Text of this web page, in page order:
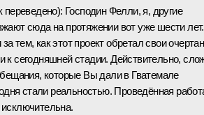
переведено): Господин Фелли, я, другие
сюда на протяжении вот уже шести лет.
тем, как этот проект обретал свои
к сегодняшней стадии. Действительно,
которые Вы дали в Гватемале
стали реальностью. Проведённая